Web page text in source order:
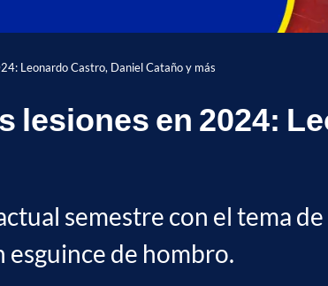
Leonardo Castro, Daniel Cataño y más
lesiones en 2024:
semestre con el tema
esguince de hombro.